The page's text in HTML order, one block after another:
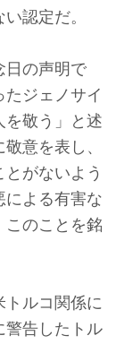
認定だ。
日の声明で
たジェノサイ
を敬う」と述
意を表し、
がないよう
による有害な
このことを銘
ルコ関係に
警告したトル